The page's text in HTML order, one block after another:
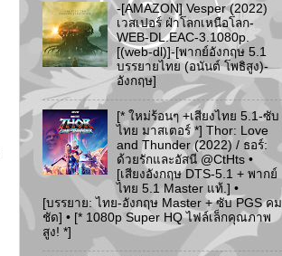
-[AMAZON] Vesper (2022)
เวสเปอร์ ฝ่าโลกเหนือโลก-
WEB-DL.EAC-3.1080p.
[(web-dl)]-[พากย์อังกฤษ 5.1
บรรยายไทย (อนันต์ โพธิสูง)-
อังกฤษ]
[* ใหม่ร้อนๆ +เสียงไทย 5.1-ซับ
ไทย มาสเตอร์ *] Thor: Love
and Thunder (2022) / ธอร์:
ด้วยรักและอัสนี @CtHts •
[เสียงอังกฤษ DTS-5.1 + พากย์
ไทย 5.1 Master แท้.] •
[บรรยาย: ไทย-อังกฤษ Master + ซับ PGS คม
ชัด] • [* 1080p Super HQ ไฟล์เล็กคุณภาพ
สูง! *]